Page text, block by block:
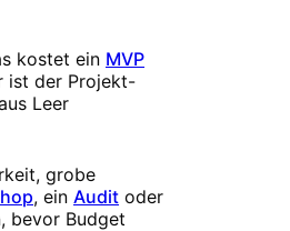
kostet ein MVP
ist der Projekt-
Leer
grobe
, ein Audit oder
bevor Budget